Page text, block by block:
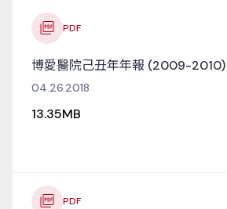
PDF
博愛醫院己丑年年報 (2009-2010)
04.26.2018
13.35MB
PDF